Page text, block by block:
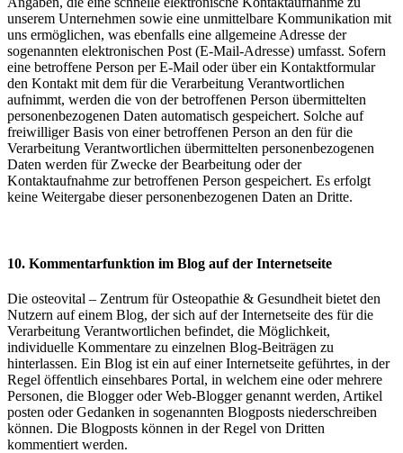
unserem Unternehmen sowie eine unmittelbare Kommunikation mit
uns ermöglichen, was ebenfalls eine allgemeine Adresse der
sogenannten elektronischen Post (E-Mail-Adresse) umfasst. Sofern
eine betroffene Person per E-Mail oder über ein Kontaktformular
den Kontakt mit dem für die Verarbeitung Verantwortlichen
aufnimmt, werden die von der betroffenen Person übermittelten
personenbezogenen Daten automatisch gespeichert. Solche auf
freiwilliger Basis von einer betroffenen Person an den für die
Verarbeitung Verantwortlichen übermittelten personenbezogenen
Daten werden für Zwecke der Bearbeitung oder der
Kontaktaufnahme zur betroffenen Person gespeichert. Es erfolgt
keine Weitergabe dieser personenbezogenen Daten an Dritte.
10. Kommentarfunktion im Blog auf der Internetseite
Die osteovital – Zentrum für Osteopathie & Gesundheit bietet den
Nutzern auf einem Blog, der sich auf der Internetseite des für die
Verarbeitung Verantwortlichen befindet, die Möglichkeit,
individuelle Kommentare zu einzelnen Blog-Beiträgen zu
hinterlassen. Ein Blog ist ein auf einer Internetseite geführtes, in der
Regel öffentlich einsehbares Portal, in welchem eine oder mehrere
Personen, die Blogger oder Web-Blogger genannt werden, Artikel
posten oder Gedanken in sogenannten Blogposts niederschreiben
können. Die Blogposts können in der Regel von Dritten
kommentiert werden.